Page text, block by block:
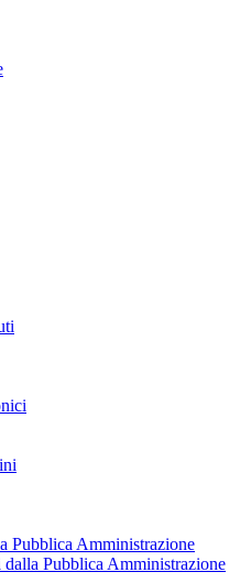
Pubblica Amministrazione
Pubblica Amministrazione